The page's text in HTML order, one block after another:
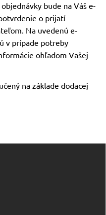
bude na Váš e-
o prijatí
Na uvedenú e-
v prípade potreby
ohľadom Vašej
na základe dodacej